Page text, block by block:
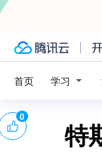
首页 学习
特
0